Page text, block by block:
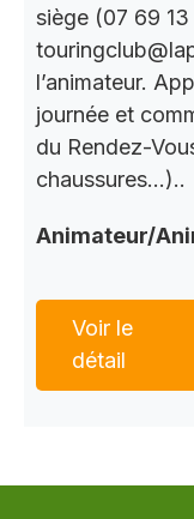
siège (07 69
l’animateur.
journée et
du Rendez-
chaussures…)..
Animateur/
Voir le
détail